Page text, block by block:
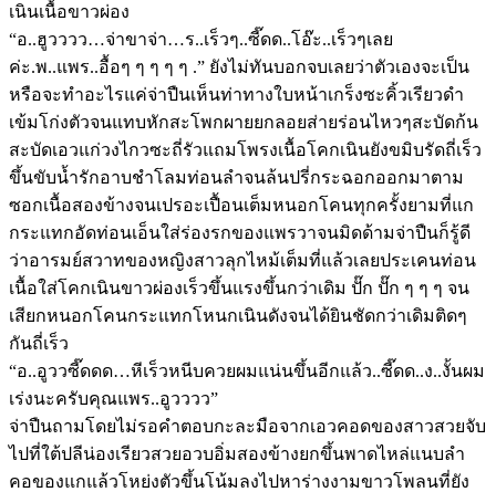
เนินเนื้อขาวผ่อง
“อ..ฮูวววว…จ่าขาจ่า…ร..เร็วๆ..ซี๊ดด..โอ๊ะ..เร็วๆเลย
ค่ะ.พ..แพร..อื้อๆ ๆ ๆ ๆ ๆ .” ยังไม่ทันบอกจบเลยว่าตัวเองจะเป็น
หรือจะทำอะไรแค่จ่าปืนเห็นท่าทางใบหน้าเกร็งซะคิ้วเรียวดำ
เข้มโก่งตัวจนแทบหักสะโพกผายยกลอยส่ายร่อนไหวๆสะบัดก้น
สะบัดเอวแก่วงไกวซะถี่รัวแถมโพรงเนื้อโคกเนินยังขมิบรัดถี่เร็ว
ขึ้นขับน้ำรักอาบชำโลมท่อนลำจนล้นปรี่กระฉอกออกมาตาม
ซอกเนื้อสองข้างจนเปรอะเปื้อนเต็มหนอกโคนทุกครั้งยามที่แก
กระแทกอัดท่อนเอ็นใส่ร่องรกของแพรวาจนมิดด้ามจ่าปืนก็รู้ดี
ว่าอารมย์สวาทของหญิงสาวลุกไหม้เต็มที่แล้วเลยประเคนท่อน
เนื้อใส่โคกเนินขาวผ่องเร็วขึ้นแรงขึ้นกว่าเดิม ปั๊ก ปั๊ก ๆ ๆ ๆ จน
เสียกหนอกโคนกระแทกโหนกเนินดังจนได้ยินชัดกว่าเดิมติดๆ
กันถี่เร็ว
“อ..อูววซี๊ดดด…หีเร็วหนีบควยผมแน่นขึ้นอีกแล้ว..ซี๊ดด..ง..งั้นผม
เร่งนะครับคุณแพร..อูวววว”
จ่าปืนถามโดยไม่รอคำตอบกะละมือจากเอวคอดของสาวสวยจับ
ไปที่ใต้ปลีน่องเรียวสวยอวบอิ่มสองข้างยกขึ้นพาดไหล่แนบลำ
คอของแกแล้วโหย่งตัวขึ้นโน้มลงไปหาร่างงามขาวโพลนที่ยัง